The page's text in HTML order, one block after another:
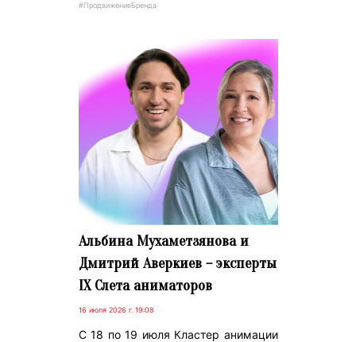
#ПродвижениеБренда
Альбина Мухаметзянова и
Дмитрий Аверкиев – эксперты
IX Слета аниматоров
16 июля 2026 г. 19:08
С 18 по 19 июля Кластер анимации